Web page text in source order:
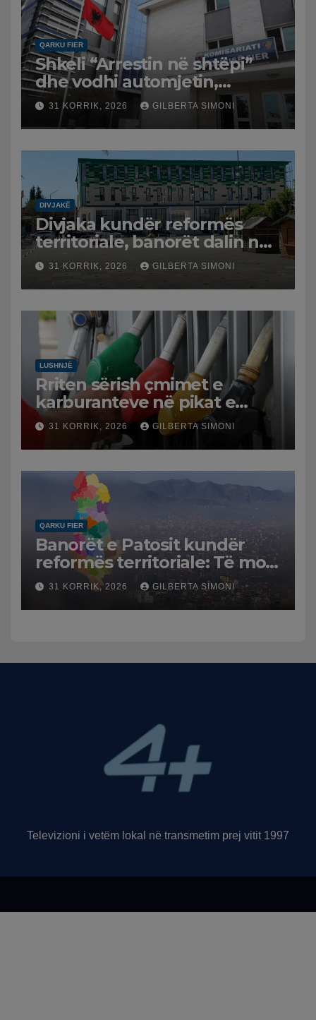
QARKU FIER
Shkeli “Arrestin në shtëpi”
dhe vodhi automjetin,
arrestohet 43-vjeçari
31 KORRIK, 2026 GILBERTA SIMONI
DIVJAKË
Divjaka kundër reformës
territoriale, banorët dalin në
protestë.
31 KORRIK, 2026 GILBERTA SIMONI
LUSHNJË
Rriten sërish çmimet e
karburanteve në pikat e
karburanteve në Lushnjë.
Tensionet në Lindjen e
Mesme shtrenjtojnë naftën
dhe benzinën në vend
31 KORRIK, 2026 GILBERTA SIMONI
QARKU FIER
Banorët e Patosit kundër
reformës territoriale: Të mos
humbasim identitetin e
qytetit
31 KORRIK, 2026 GILBERTA SIMONI
Televizioni i vetëm lokal në transmetim prej vitit 1997